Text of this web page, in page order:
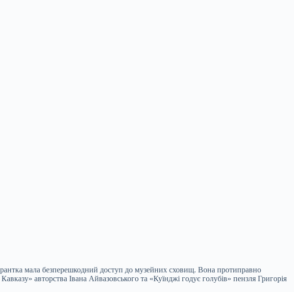
мала безперешкодний доступ до музейних сховищ. Вона протиправно
авторства Івана Айвазовського та «Куїнджі годує голубів» пензля Григорія